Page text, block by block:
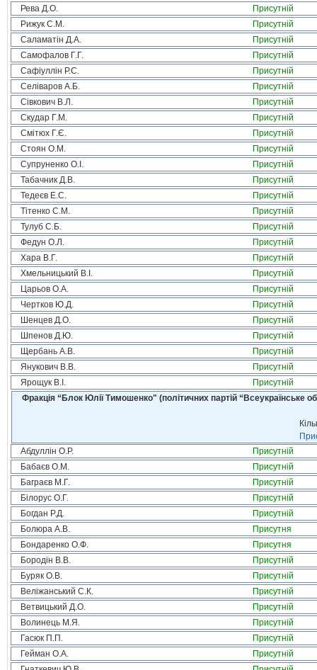
Рева Д.О.
Присутній
Рижук С.М.
Присутній
Саламатін Д.А.
Присутній
Самофалов Г.Г.
Присутній
Сафіуллін Р.С.
Присутній
Селіваров А.Б.
Присутній
Сівкович В.Л.
Присутній
Скудар Г.М.
Присутній
Смітюх Г.Є.
Присутній
Стоян О.М.
Присутній
Супруненко О.І.
Присутній
Табачник Д.В.
Присутній
Тедеєв Е.С.
Присутній
Тітенко С.М.
Присутній
Тулуб С.Б.
Присутній
Федун О.Л.
Присутній
Хара В.Г.
Присутній
Хмельницький В.І.
Присутній
Царьов О.А.
Присутній
Чертков Ю.Д.
Присутній
Шенцев Д.О.
Присутній
Шпенов Д.Ю.
Присутній
Щербань А.В.
Присутній
Янукович В.В.
Присутній
Ярощук В.І.
Присутній
Фракція “Блок Юлії Тимошенко" (політичних партій “Всеукраїнське
Абдуллін О.Р.
Присутній
Бабаєв О.М.
Присутній
Баграєв М.Г.
Присутній
Білорус О.Г.
Присутній
Богдан Р.Д.
Присутній
Болюра А.В.
Присутня
Бондаренко О.Ф.
Присутня
Бородін В.В.
Присутній
Буряк О.В.
Присутній
Веліжанський С.К.
Присутній
Ветвицький Д.О.
Присутній
Волинець М.Я.
Присутній
Гасюк П.П.
Присутній
Гейман О.А.
Присутній